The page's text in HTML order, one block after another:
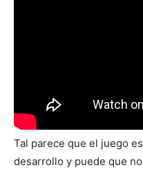
Tal parece que el juego
desarrollo y puede que